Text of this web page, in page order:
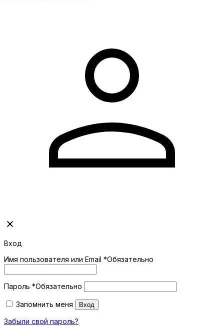
Вход
Имя пользователя или Email *Обязательно
Пароль *Обязательно
Запомнить меня Вход
Забыли свой пароль?